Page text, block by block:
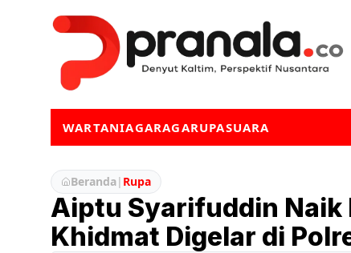
WARTANIAGARAGARUPASUARA
Beranda| Rupa
Aiptu Syarifuddin Naik
Khidmat Digelar di